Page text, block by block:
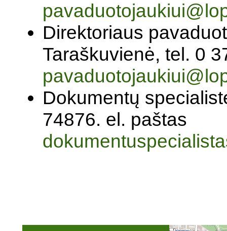
Direktoriaus
Taraškuvienė, tel. 0
Dokumentų
74876. el. paštas